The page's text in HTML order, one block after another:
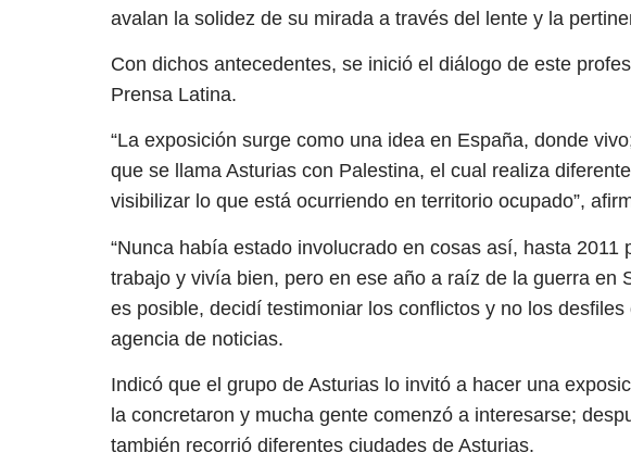
avalan la solidez de su mirada a través del lente y la
Con dichos antecedentes, se inició el diálogo de este
Prensa Latina.
“La exposición surge como una idea en España, donde
que se llama Asturias con Palestina, el cual realiza
visibilizar lo que está ocurriendo en territorio ocupado”,
“Nunca había estado involucrado en cosas así, hasta 2011
trabajo y vivía bien, pero en ese año a raíz de la guerra en
es posible, decidí testimoniar los conflictos y no los desfiles
agencia de noticias.
Indicó que el grupo de Asturias lo invitó a hacer una
la concretaron y mucha gente comenzó a interesarse;
también recorrió diferentes ciudades de Asturias.